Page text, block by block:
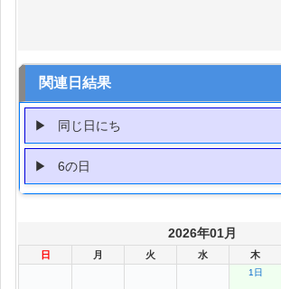
関連日結果
同じ日にち
6の日
2026年01月
日 月 火 水 木
1日